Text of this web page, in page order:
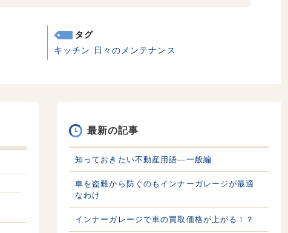
タグ
キッチン
日々のメンテナンス
最新の記事
知っておきたい不動産用語—一般編
車を盗難から防ぐのもインナーガレージが最適
なわけ
インナーガレージで車の買取価格が上がる！？